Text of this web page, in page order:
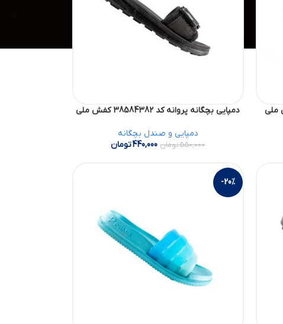
دمپایی بچگانه پروانه کد 38584382 کفش ملی
دمپایی و صندل بچگانه
550,000تومان 440,000تومان
-20%